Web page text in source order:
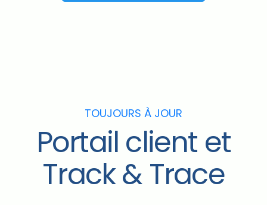
TOUJOURS À JOUR
Portail client et
Track & Trace